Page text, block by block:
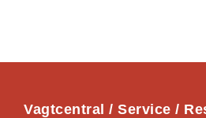
Vagtcentral / Service /